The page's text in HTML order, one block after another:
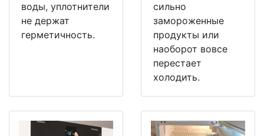
воды, уплотнители
не держат
герметичность.
сильно
замороженные
продукты или
наоборот вовсе
перестает
холодить.